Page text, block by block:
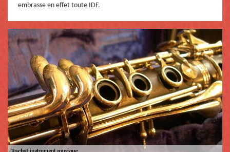
embrasse en effet toute IDF.